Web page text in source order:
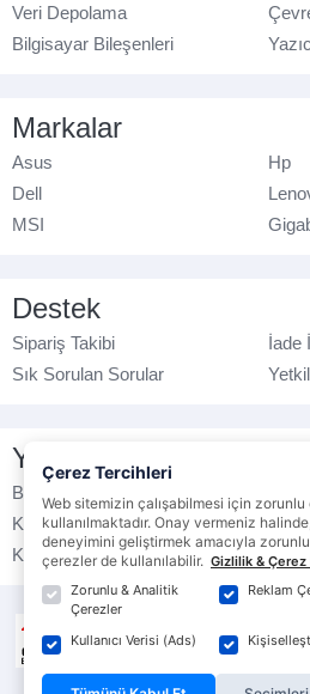
Veri Depolama
Bilgisayar Bileşenleri
Markalar
Asus
Hp
Dell
MSI
Destek
Sipariş Takibi
İade
Sık Sorulan Sorular
Yasal Bilgilendirme
Banka Hesap No
Kullanım Koşulları
K.V.K.K. Politikası
Veri
Çerez Tercihleri
Web sitemizin çalışabilmesi için
kullanılmaktadır. Onay vermeniz
deneyimini geliştirmek amacıyla
çerezler de kullanılabilir. Gizlilik & Çerez
Zorunlu & Analitik
Çerezler
Reklam
Kullanıcı Verisi (Ads)